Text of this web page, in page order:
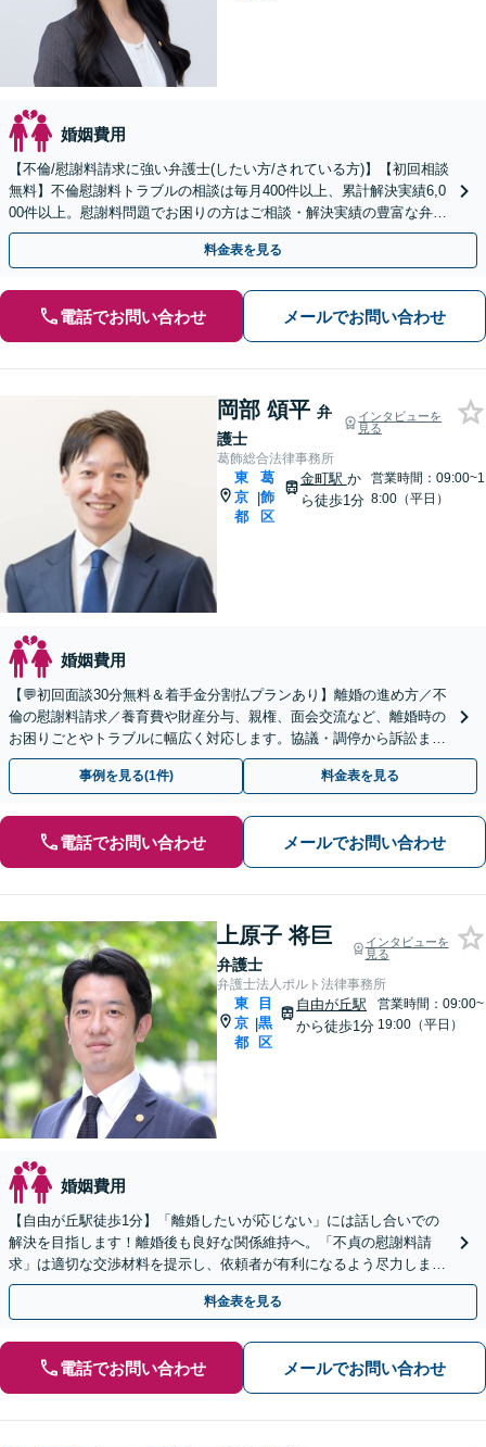
婚姻費用
【不倫/慰謝料請求に強い弁護士(したい方/されている方)】【初回相談
無料】不倫慰謝料トラブルの相談は毎月400件以上、累計解決実績6,0
00件以上。慰謝料問題でお困りの方はご相談・解決実績の豊富な弁護
士による無料相談をご利用ください。
料金表を見る
電話でお問い合わせ メールでお問い合わせ
岡部 頌平 弁
護士
インタビューを
見る
葛飾総合法律事務所
東
京
都
|
葛
飾
区
金町駅 か
ら徒歩1分
営業時間：09:00~1
8:00（平日）
婚姻費用
【💬初回面談30分無料＆着手金分割払プランあり】離婚の進め方／不
倫の慰謝料請求／養育費や財産分与、親権、面会交流など、離婚時の
お困りごとやトラブルに幅広く対応します。協議・調停から訴訟まで
一貫してサポート【子連れ相談可】【金町駅1分】
事例を見る(1件) 料金表を見る
電話でお問い合わせ メールでお問い合わせ
上原子 将巨
弁護士
インタビューを
見る
弁護士法人ポルト法律事務所
東
京
都
|
目
黒
区
自由が丘駅
から徒歩1分
営業時間：09:00~
19:00（平日）
婚姻費用
【自由が丘駅徒歩1分】「離婚したいが応じない」には話し合いでの
解決を目指します！離婚後も良好な関係維持へ。「不貞の慰謝料請
求」は適切な交渉材料を提示し、依頼者が有利になるよう尽力しま
す。【完全個室／子連れ相談可／初回来所面談1時間無料】
料金表を見る
電話でお問い合わせ メールでお問い合わせ